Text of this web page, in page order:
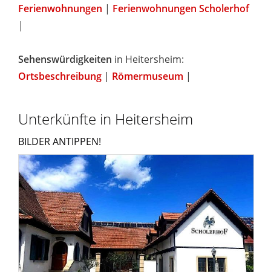
Ferienwohnungen | Ferienwohnungen Scholerhof
|
Sehenswürdigkeiten in Heitersheim:
Ortsbeschreibung | Römermuseum |
Unterkünfte in Heitersheim
BILDER ANTIPPEN!